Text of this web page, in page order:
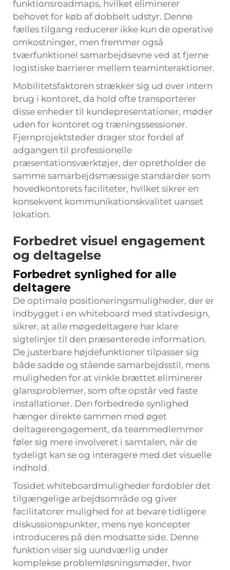
funktionsroadmaps, hvilket eliminerer
behovet for køb af dobbelt udstyr. Denne
fælles tilgang reducerer ikke kun de operative
omkostninger, men fremmer også
tværfunktionel samarbejdsevne ved at fjerne
logistiske barrierer mellem teaminteraktioner.
Mobilitetsfaktoren strækker sig ud over intern
brug i kontoret, da hold ofte transporterer
disse enheder til kundepresentationer, møder
uden for kontoret og træningssessioner.
Fjernprojektsteder drager stor fordel af
adgangen til professionelle
præsentationsværktøjer, der opretholder de
samme samarbejdsmæssige standarder som
hovedkontorets faciliteter, hvilket sikrer en
konsekvent kommunikationskvalitet uanset
lokation.
Forbedret visuel engagement
og deltagelse
Forbedret synlighed for alle
deltagere
De optimale positioneringsmuligheder, der er
indbygget i en whiteboard med stativdesign,
sikrer, at alle møgedeltagere har klare
sigtelinjer til den præsenterede information.
De justerbare højdefunktioner tilpasser sig
både sadde og stående samarbejdsstil, mens
muligheden for at vinkle brættet eliminerer
glansproblemer, som ofte opstår ved faste
installationer. Den forbedrede synlighed
hænger direkte sammen med øget
deltagerengagement, da teammedlemmer
føler sig mere involveret i samtalen, når de
tydeligt kan se og interagere med det visuelle
indhold.
Tosidet whiteboardmuligheder fordobler det
tilgængelige arbejdsområde og giver
facilitatorer mulighed for at bevare tidligere
diskussionspunkter, mens nye koncepter
introduceres på den modsatte side. Denne
funktion viser sig uundværlig under
komplekse problemløsningsmøder, hvor